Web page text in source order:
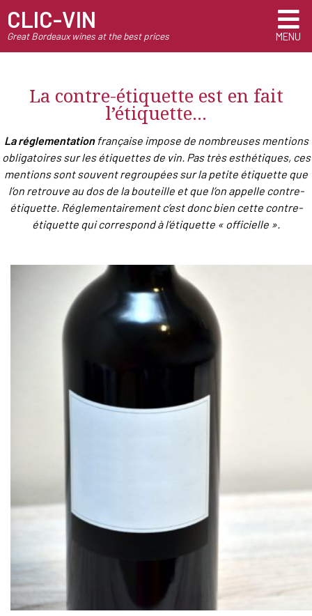
CLIC-VIN
Great Bordeaux wines at the best prices MENU
La contre-étiquette est en fait
l’étiquette…
La réglementationfrançaise impose de nombreuses mentions
obligatoires sur les étiquettes de vin. Pas très esthétiques, ces
mentions sont souvent regroupées sur la petite étiquette que
l’on retrouve au dos de la bouteille et que l’on appelle contre-
étiquette. Réglementairement c’est donc bien cette contre-
étiquette qui correspond à l’étiquette « officielle ».